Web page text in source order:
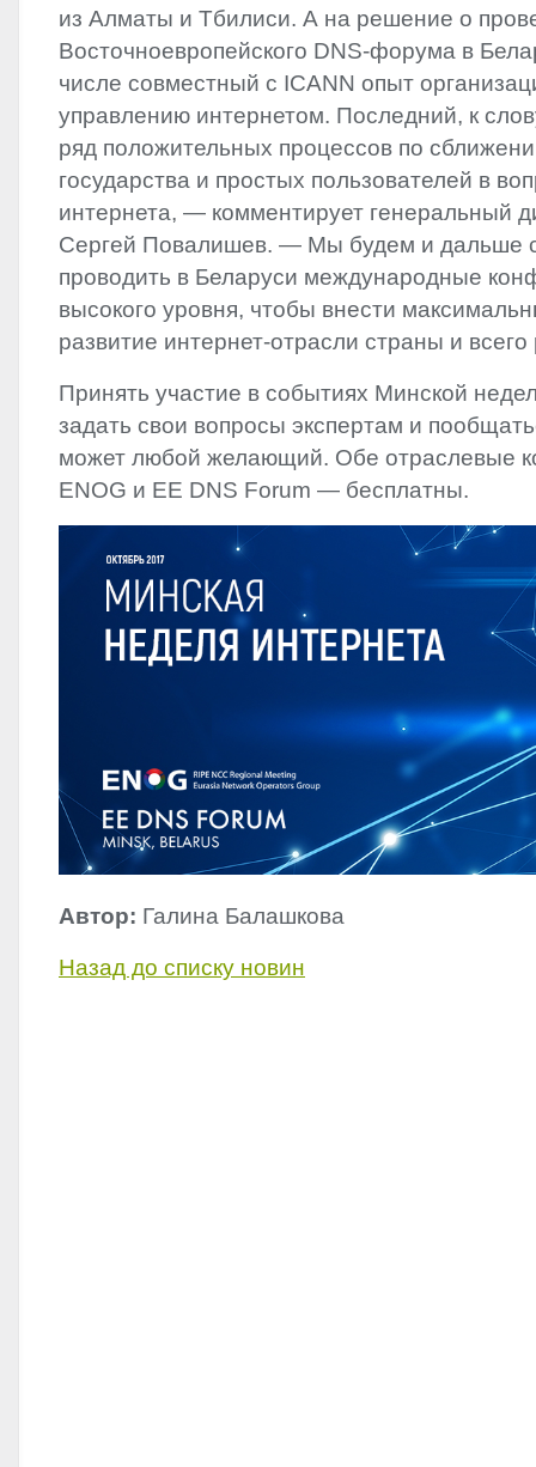
из Алматы и Тбилиси. А на решение о
Восточноевропейского DNS-форума в
числе совместный с ICANN опыт
управлению интернетом. Последний, к
ряд положительных процессов по
государства и простых пользователей в
интернета, — комментирует генеральный
Сергей Повалишев. — Мы будем и дальше
проводить в Беларуси международные
высокого уровня, чтобы внести
развитие интернет-отрасли страны и всего
Принять участие в событиях Минской
задать свои вопросы экспертам и
может любой желающий. Обе отраслевые
ENOG и EE DNS Forum — бесплатны.
Автор: Галина Балашкова
Назад до списку новин